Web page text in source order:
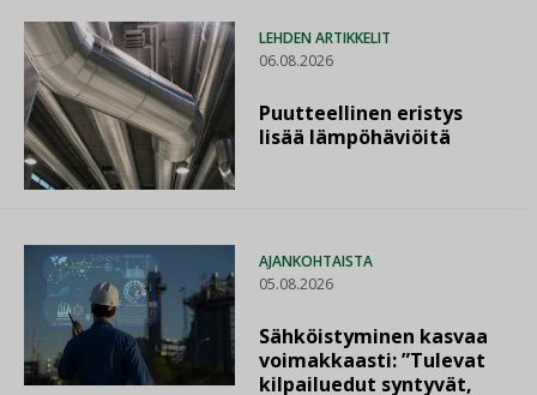
LEHDEN ARTIKKELIT
06.08.2026
Puutteellinen eristys
lisää lämpöhäviöitä
AJANKOHTAISTA
05.08.2026
Sähköistyminen kasvaa
voimakkaasti: ”Tulevat
kilpailuedut syntyvät,